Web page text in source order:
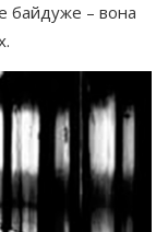
байдуже – вона